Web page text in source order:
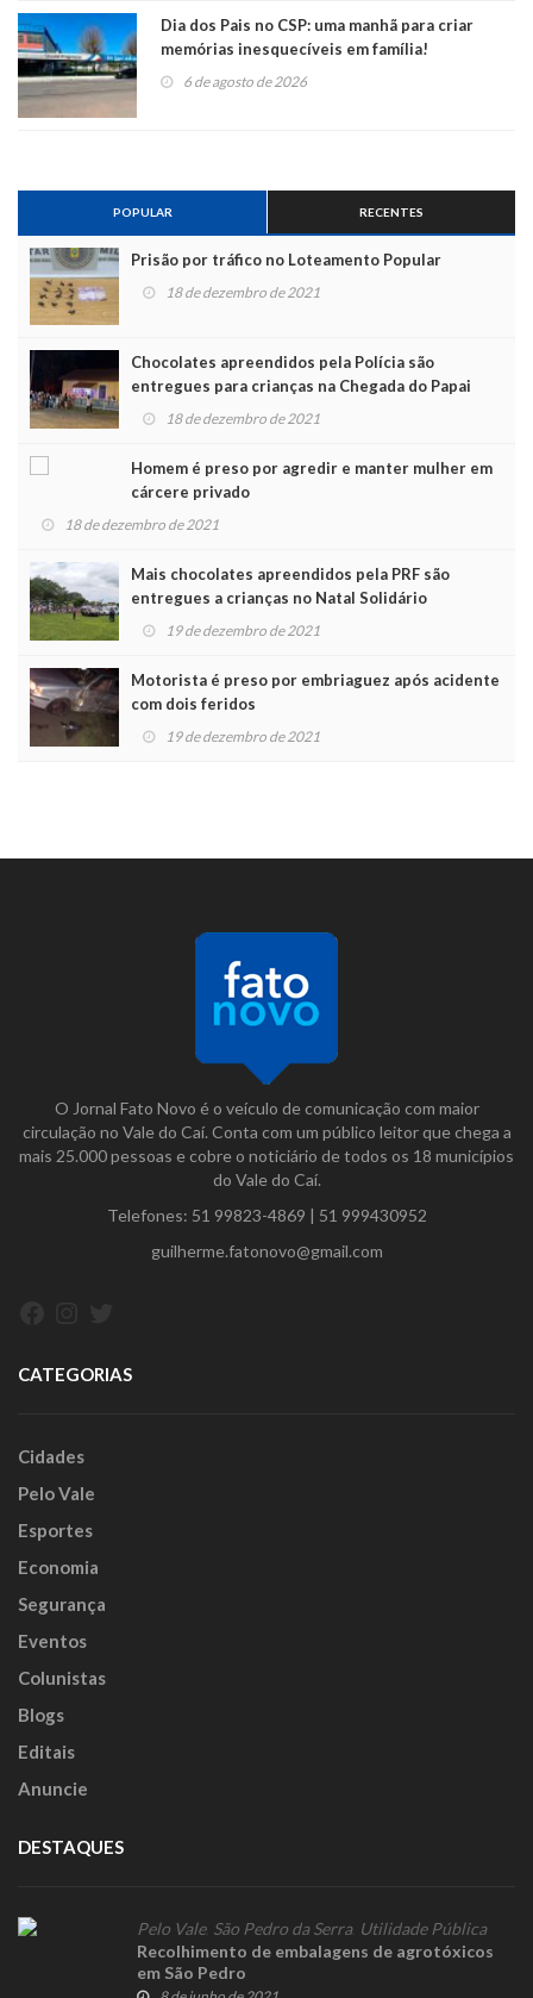
Dia dos Pais no CSP: uma manhã para criar
memórias inesquecíveis em família!
6 de agosto de 2026
POPULAR RECENTES
Prisão por tráfico no Loteamento Popular
18 de dezembro de 2021
Chocolates apreendidos pela Polícia são
entregues para crianças na Chegada do Papai
Noel 18 de dezembro de 2021
Homem é preso por agredir e manter mulher em
cárcere privado
18 de dezembro de 2021
Mais chocolates apreendidos pela PRF são
entregues a crianças no Natal Solidário
19 de dezembro de 2021
Motorista é preso por embriaguez após acidente
com dois feridos
19 de dezembro de 2021
O Jornal Fato Novo é o veículo de comunicação com maior
circulação no Vale do Caí. Conta com um público leitor que chega a
mais 25.000 pessoas e cobre o noticiário de todos os 18 municípios
do Vale do Caí.
Telefones: 51 99823-4869 | 51 999430952
guilherme.fatonovo@gmail.com
CATEGORIAS
Cidades
Pelo Vale
Esportes
Economia
Segurança
Eventos
Colunistas
Blogs
Editais
Anuncie
DESTAQUES
Pelo Vale, São Pedro da Serra, Utilidade Pública
Recolhimento de embalagens de agrotóxicos
em São Pedro